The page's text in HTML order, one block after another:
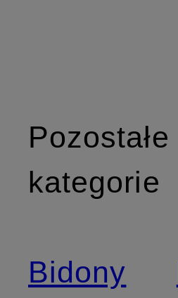
Pozostałe
kategorie
Bidony